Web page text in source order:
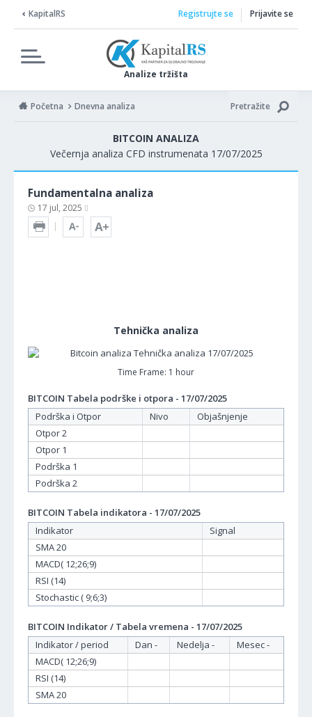
KapitalRS
Analize tržišta
Registrujte se Prijavite se
Početna Dnevna analiza Pretražite
BITCOIN ANALIZA
Večernja analiza CFD instrumenata 17/07/2025
Fundamentalna analiza
17 jul, 2025
Tehnička analiza
Time Frame: 1 hour
BITCOIN Tabela podrške i otpora - 17/07/2025
Podrška i Otpor
Nivo
Objašnjenje
Otpor 2
Otpor 1
Podrška 1
Podrška 2
BITCOIN Tabela indikatora - 17/07/2025
Indikator
Signal
SMA 20
MACD( 12;26;9)
RSI (14)
Stochastic ( 9;6;3)
BITCOIN Indikator / Tabela vremena - 17/07/2025
Indikator / period
Dan - Nedelja -
Mesec -
MACD( 12;26;9)
RSI (14)
SMA 20